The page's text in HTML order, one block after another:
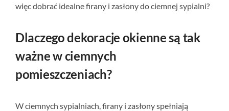
więc dobrać idealne firany i zasłony do ciemnej sypialni?
Dlaczego dekoracje okienne są tak
ważne w ciemnych
pomieszczeniach?
W ciemnych sypialniach, firany i zasłony spełniają